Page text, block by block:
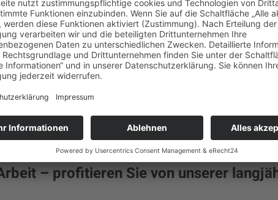
Unsere Philosophie ist damit nicht das Streben nach
– im Bau, in der Zusammenarbeit und im
handwerkliches Können und eine klare Haltung:Wir
wir tun.
– profitieren Sie von unserer